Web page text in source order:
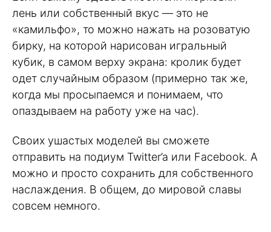
лень или собственный вкус — это не
«камильфо», то можно нажать на розоватую
бирку, на которой нарисован игральный
кубик, в самом верху экрана: кролик будет
одет случайным образом (примерно так же,
когда мы просыпаемся и понимаем, что
опаздываем на работу уже на час).
Своих ушастых моделей вы сможете
отправить на подиум Twitter’a или Facebook. А
можно и просто сохранить для собственного
наслаждения. В общем, до мировой славы
совсем немного.